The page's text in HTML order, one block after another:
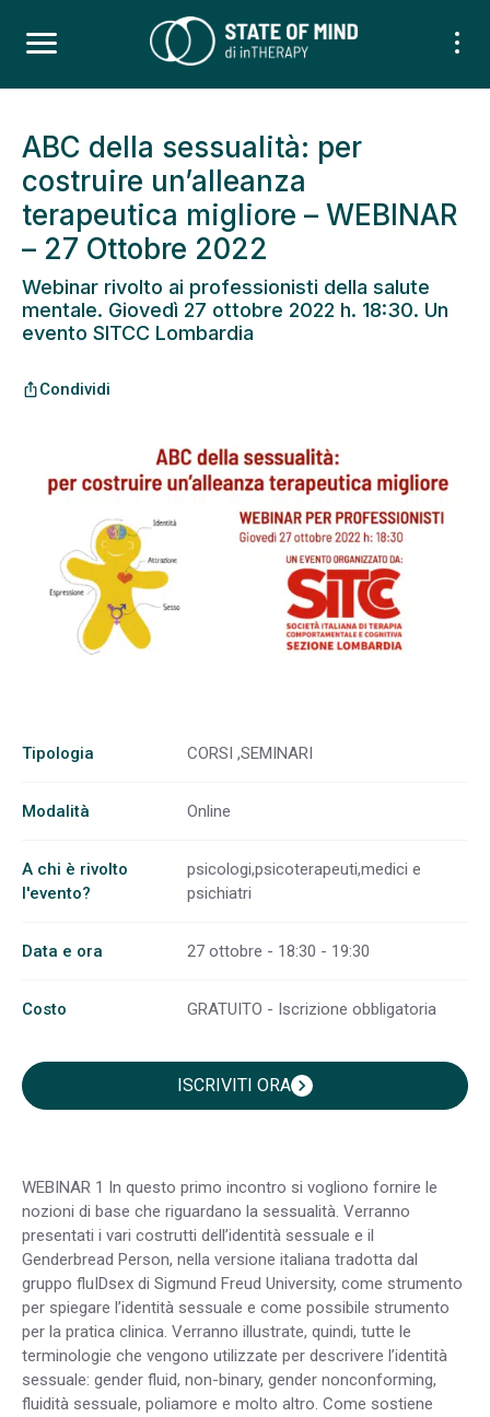
ABC della sessualità: per
costruire un’alleanza
terapeutica migliore – WEBINAR
– 27 Ottobre 2022
Webinar rivolto ai professionisti della salute
mentale. Giovedì 27 ottobre 2022 h. 18:30. Un
evento SITCC Lombardia
ios_shareCondividi
Tipologia CORSI ,SEMINARI
Modalità Online
A chi è rivolto
l'evento?
psicologi,psicoterapeuti,medici e
psichiatri
Data e ora 27 ottobre - 18:30 - 19:30
Costo GRATUITO - Iscrizione obbligatoria
ISCRIVITI ORAchevron_right
WEBINAR 1 In questo primo incontro si vogliono fornire le
nozioni di base che riguardano la sessualità. Verranno
presentati i vari costrutti dell’identità sessuale e il
Genderbread Person, nella versione italiana tradotta dal
gruppo fluIDsex di Sigmund Freud University, come strumento
per spiegare l’identità sessuale e come possibile strumento
per la pratica clinica. Verranno illustrate, quindi, tutte le
terminologie che vengono utilizzate per descrivere l’identità
sessuale: gender fluid, non-binary, gender nonconforming,
fluidità sessuale, poliamore e molto altro. Come sostiene